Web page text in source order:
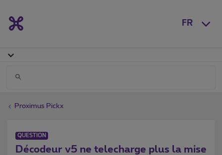
FR
Proximus Pickx
QUESTION
Décodeur v5 ne telecharge plus la mise